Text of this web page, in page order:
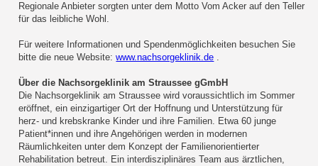
Regionale Anbieter sorgten unter dem Motto Vom Acker auf den Teller
für das leibliche Wohl.
Für weitere Informationen und Spendenmöglichkeiten besuchen Sie
bitte die neue Website:www.nachsorgeklinik.de .
Über die Nachsorgeklinik am Straussee gGmbH
Die Nachsorgeklinik am Straussee wird voraussichtlich im Sommer
eröffnet, ein einzigartiger Ort der Hoffnung und Unterstützung für
herz- und krebskranke Kinder und ihre Familien. Etwa 60 junge
Patient*innen und ihre Angehörigen werden in modernen
Räumlichkeiten unter dem Konzept der Familienorientierter
Rehabilitation betreut. Ein interdisziplinäres Team aus ärztlichen,